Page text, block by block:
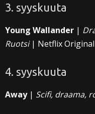
3. syyskuuta
Young Wallander |
Ruotsi| Netflix Original
4. syyskuuta
Away| Scifi, draama,